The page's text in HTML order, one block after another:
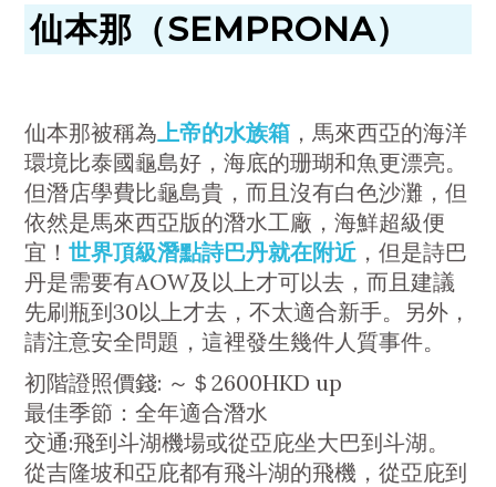
仙本那（SEMPRONA）
仙本那被稱為上帝的水族箱 ，馬來西亞的海洋
環境比泰國龜島好，海底的珊瑚和魚更漂亮。
但潛店學費比龜島貴，而且沒有白色沙灘，但
依然是馬來西亞版的潛水工廠，海鮮超級便
宜！世界頂級潛點詩巴丹就在附近 ，但是詩巴
丹是需要有AOW及以上才可以去，而且建議
先刷瓶到30以上才去，不太適合新手。另外，
請注意安全問題，這裡發生幾件人質事件。
初階證照價錢: ～＄2600HKD up
最佳季節：全年適合潛水
交通:飛到斗湖機場或從亞庇坐大巴到斗湖。
從吉隆坡和亞庇都有飛斗湖的飛機，從亞庇到